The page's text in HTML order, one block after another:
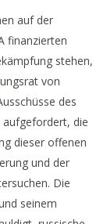
auf der
finanzierten
stehen,
von
des
aufgefordert, die
dieser offenen
und der
Die
seinem